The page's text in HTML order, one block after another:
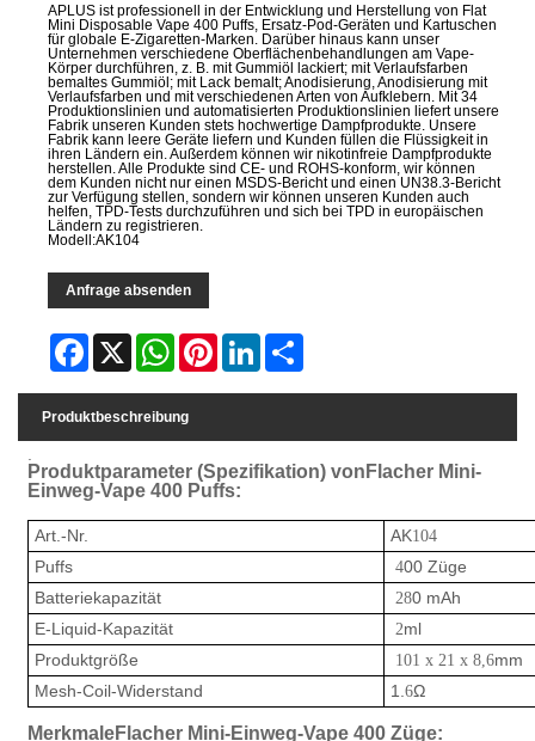
APLUS ist professionell in der Entwicklung und Herstellung von Flat
Mini Disposable Vape 400 Puffs, Ersatz-Pod-Geräten und Kartuschen
für globale E-Zigaretten-Marken. Darüber hinaus kann unser
Unternehmen verschiedene Oberflächenbehandlungen am Vape-
Körper durchführen, z. B. mit Gummiöl lackiert; mit Verlaufsfarben
bemaltes Gummiöl; mit Lack bemalt; Anodisierung, Anodisierung mit
Verlaufsfarben und mit verschiedenen Arten von Aufklebern. Mit 34
Produktionslinien und automatisierten Produktionslinien liefert unsere
Fabrik unseren Kunden stets hochwertige Dampfprodukte. Unsere
Fabrik kann leere Geräte liefern und Kunden füllen die Flüssigkeit in
ihren Ländern ein. Außerdem können wir nikotinfreie Dampfprodukte
herstellen. Alle Produkte sind CE- und ROHS-konform, wir können
dem Kunden nicht nur einen MSDS-Bericht und einen UN38.3-Bericht
zur Verfügung stellen, sondern wir können unseren Kunden auch
helfen, TPD-Tests durchzuführen und sich bei TPD in europäischen
Ländern zu registrieren.
Modell:AK104
Anfrage absenden
Facebook
X WhatsAppPinterestLinkedIn
Produktbeschreibung
.
Produktparameter (Spezifikation) von Flacher Mini-
Einweg-Vape 400 Puffs:
Art.-Nr. AK104
Puffs 400 Züge
Batteriekapazität
280 mAh
E-Liquid-Kapazität
2ml
Produktgröße
101 x 21 x 8,6mm
Mesh-Coil-Widerstand
1.6Ω
MerkmaleFlacher Mini-Einweg-Vape 400 Züge: